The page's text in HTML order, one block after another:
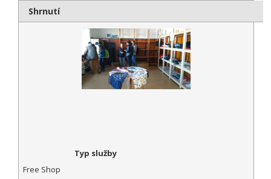
Shrnutí
Typ služby
Free Shop